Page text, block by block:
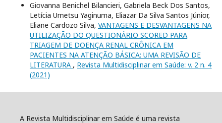
Giovanna Benichel Bilancieri, Gabriela Beck Dos Santos,
Letícia Umetsu Yaginuma, Eliazar Da Silva Santos Júnior,
Eliane Cardozo Silva, VANTAGENS E DESVANTAGENS NA
UTILIZAÇÃO DO QUESTIONÁRIO SCORED PARA
TRIAGEM DE DOENÇA RENAL CRÔNICA EM
PACIENTES NA ATENÇÃO BÁSICA: UMA REVISÃO DE
LITERATURA , Revista Multidisciplinar em Saúde: v. 2 n. 4
(2021)
A Revista Multidisciplinar em Saúde é uma revista